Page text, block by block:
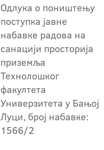
Одлука о поништењу
поступка јавне
набавке радова на
санацији просторија
приземља
Технолошког
факултета
Универзитета у Бањој
Луци, број набавке:
1566/2